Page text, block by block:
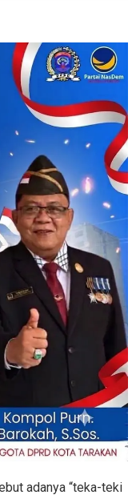
adanya “teka-teki